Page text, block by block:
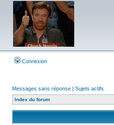
Connexion
Messages sans réponse | Sujets actifs
Index du forum